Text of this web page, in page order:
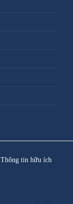
Thông tin hữu ích